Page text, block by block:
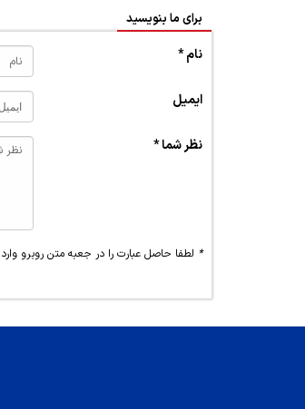
برای ما بنویسید
نام *
ایمیل
نظر شما *
* لطفا حاصل عبارت را در جعبه متن روبرو